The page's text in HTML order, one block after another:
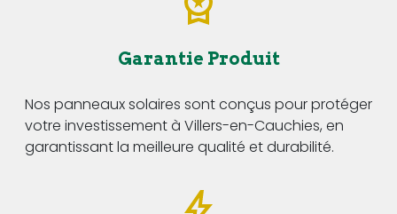
Garantie Produit
Nos panneaux solaires sont conçus pour protéger
votre investissement à Villers-en-Cauchies, en
garantissant la meilleure qualité et durabilité.